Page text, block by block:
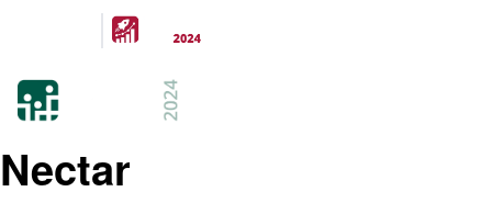
Nectar